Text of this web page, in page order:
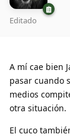
Editado
A mí cae bien
pasar cuando
medios
otra situación.
El cuco